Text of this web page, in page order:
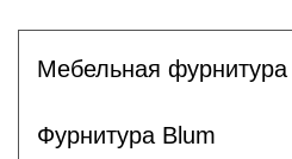
Мебельная фурнитура
Фурнитура Blum